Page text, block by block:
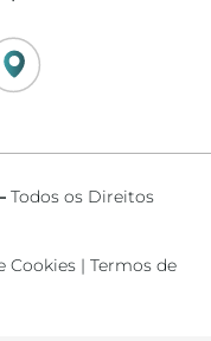
Todos os Direitos
Cookies| Termos de